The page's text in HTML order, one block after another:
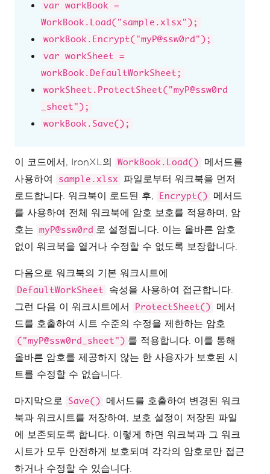
var workBook =
WorkBook.Load("sample.xlsx");
workBook.Encrypt("myP@ssw0rd");
var workSheet =
workBook.DefaultWorkSheet;
workSheet.ProtectSheet("myP@ssw0rd
_sheet");
workBook.Save();
이 코드에서, IronXL의 WorkBook.Load()
메서드를
사용하여
sample.xlsx
파일로부터 워크북을 먼저
로드합니다. 워크북이 로드된 후,
Encrypt()
메서드
를 사용하여 전체 워크북에 암호 보호를 적용하며, 암
호는
myP@ssw0rd 로 설정됩니다. 이는 올바른 암호
없이 워크북을 열거나 수정할 수 없도록 보장합니다.
다음으로 워크북의 기본 워크시트에
DefaultWorkSheet
속성을 사용하여 접근합니다.
그런 다음 이 워크시트에서
ProtectSheet()
메서
드를 호출하여 시트 수준의 수정을 제한하는 암호
("myP@ssw0rd_sheet") 를 적용합니다. 이를 통해
올바른 암호를 제공하지 않는 한 사용자가 보호된 시
트를 수정할 수 없습니다.
마지막으로 Save()
메서드를 호출하여 변경된 워크
북과 워크시트를 저장하여, 보호 설정이 저장된 파일
에 보존되도록 합니다. 이렇게 하면 워크북과 그 워크
시트가 모두 안전하게 보호되며 각각의 암호로만 접근
하거나 수정할 수 있습니다.